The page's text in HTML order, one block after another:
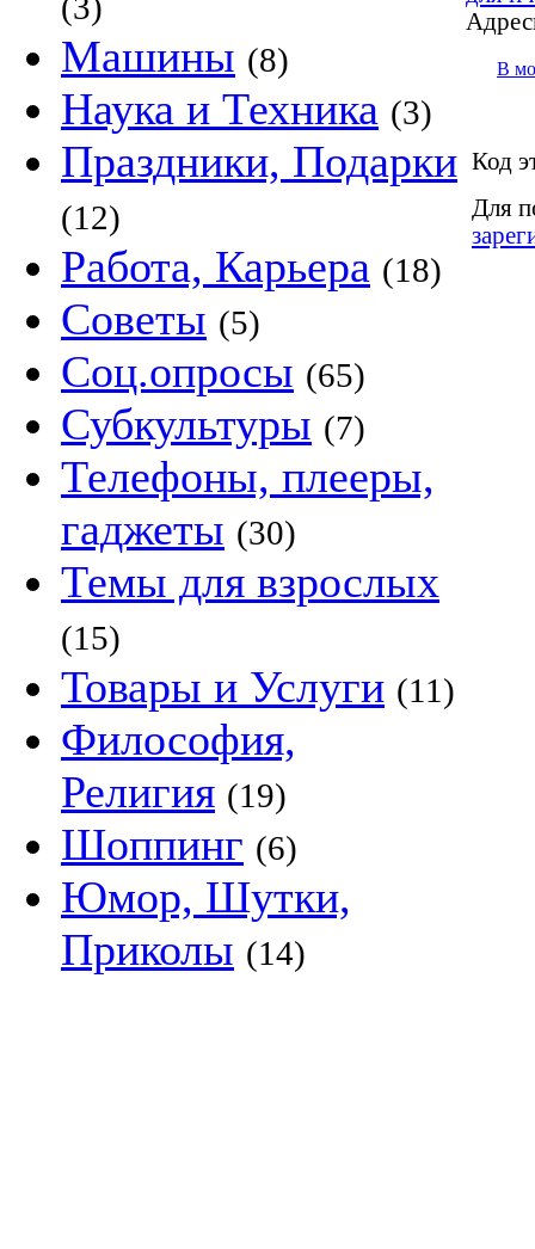
Машины (8)
Наука и Техника (3)
Праздники, Подарки
(12)
Работа, Карьера (18)
Советы (5)
Соц.опросы (65)
Субкультуры (7)
Телефоны, плееры,
гаджеты (30)
Темы для взрослых
(15)
Товары и Услуги (11)
Философия,
Религия (19)
Шоппинг (6)
Юмор, Шутки,
Приколы (14)
В
Код
Для